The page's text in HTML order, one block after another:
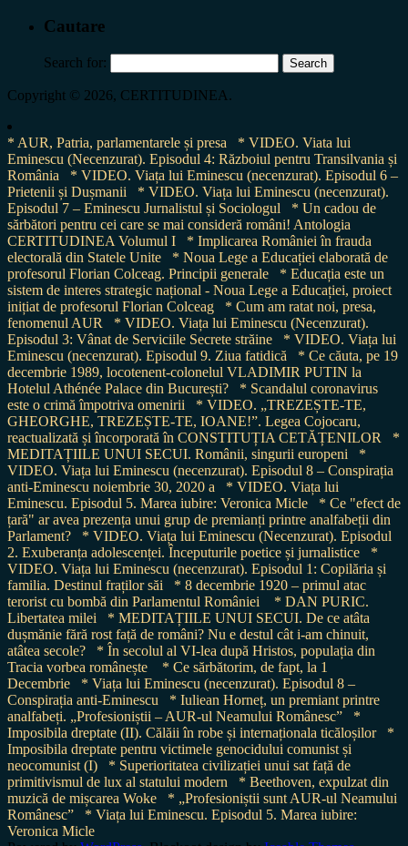
Cautare
Search for:
Copyright © 2026, CERTITUDINEA.
* AUR, Patria, parlamentarele și presa
* VIDEO. Viata lui
Eminescu (Necenzurat). Episodul 4: Războiul pentru Transilvania și
România
* VIDEO. Viața lui Eminescu (necenzurat). Episodul 6 –
Prietenii și Dușmanii
* VIDEO. Viața lui Eminescu (necenzurat).
Episodul 7 – Eminescu Jurnalistul și Sociologul
* Un cadou de
sărbători pentru cei care se mai consideră români! Antologia
CERTITUDINEA Volumul I
* Implicarea României în frauda
electorală din Statele Unite
* Noua Lege a Educației elaborată de
profesorul Florian Colceag. Principii generale
* Educația este un
sistem de interes strategic național - Noua Lege a Educației, proiect
inițiat de profesorul Florian Colceag
* Cum am ratat noi, presa,
fenomenul AUR
* VIDEO. Viața lui Eminescu (Necenzurat).
Episodul 3: Vânat de Serviciile Secrete străine
* VIDEO. Viața lui
Eminescu (necenzurat). Episodul 9. Ziua fatidică
* Ce căuta, pe 19
decembrie 1989, locotenent-colonelul VLADIMIR PUTIN la
Hotelul Athénée Palace din București?
* Scandalul coronavirus
este o crimă împotriva omenirii
* VIDEO. „TREZEȘTE-TE,
GHEORGHE, TREZEȘTE-TE, IOANE!”. Legea Cojocaru,
reactualizată și încorporată în CONSTITUȚIA CETĂȚENILOR
*
MEDITAȚIILE UNUI SECUI. Românii, singurii europeni
*
VIDEO. Viața lui Eminescu (necenzurat). Episodul 8 – Conspirația
anti-Eminescu noiembrie 30, 2020 a
* VIDEO. Viața lui
Eminescu. Episodul 5. Marea iubire: Veronica Micle
* Ce "efect de
țară" ar avea prezența unui grup de premianți printre analfabeții din
Parlament?
* VIDEO. Viața lui Eminescu (Necenzurat). Episodul
2. Exuberanța adolescenței. Începuturile poetice și jurnalistice
*
VIDEO. Viața lui Eminescu (necenzurat). Episodul 1: Copilăria și
familia. Destinul fraților săi
* 8 decembrie 1920 – primul atac
terorist cu bombă din Parlamentul României
* DAN PURIC.
Libertatea milei
* MEDITAȚIILE UNUI SECUI. De ce atâta
dușmănie fără rost față de români? Nu e destul cât i-am chinuit,
atâtea secole?
* În secolul al VI-lea după Hristos, populația din
Tracia vorbea românește
* Ce sărbătorim, de fapt, la 1
Decembrie
* Viața lui Eminescu (necenzurat). Episodul 8 –
Conspirația anti-Eminescu
* Iuliean Horneț, un premiant printre
analfabeți. „Profesioniștii – AUR-ul Neamului Românesc”
*
Imposibila dreptate (II). Călăii în robe și internaționala ticăloșilor
*
Imposibila dreptate pentru victimele genocidului comunist și
neocomunist (I)
* Superioritatea civilizației unui sat față de
primitivismul de lux al statului modern
* Beethoven, expulzat din
muzică de mișcarea Woke
* „Profesioniștii sunt AUR-ul Neamului
Românesc”
* Viața lui Eminescu. Episodul 5. Marea iubire:
Veronica Micle